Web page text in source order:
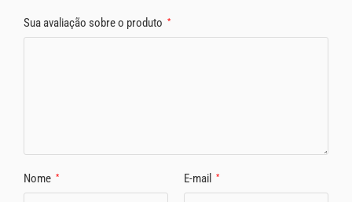
Sua avaliação sobre o produto *
Nome * E-mail *